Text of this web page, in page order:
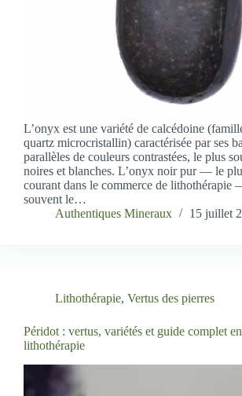
L’onyx est une variété de calcédoine
quartz microcristallin) caractérisée par ses
parallèles de couleurs contrastées, le plus
noires et blanches. L’onyx noir pur — le
courant dans le commerce de lithothérapie
souvent le…
Authentiques Mineraux
15 juillet
Lithothérapie, Vertus des pierres
Péridot : vertus, variétés et guide complet en
lithothérapie